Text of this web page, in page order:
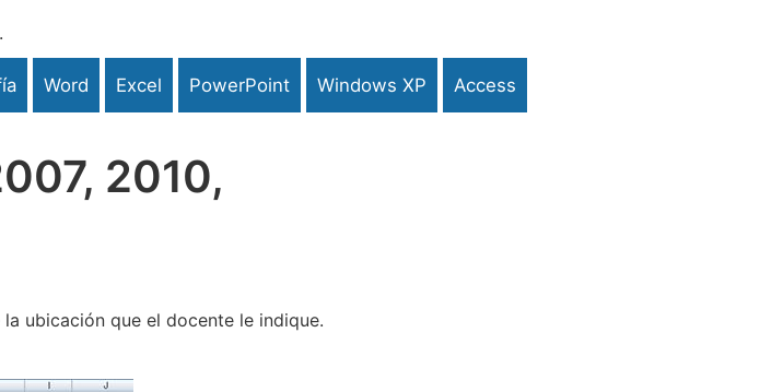
Word Excel PowerPoint Windows XP Access
2010,
la ubicación que el docente le indique.